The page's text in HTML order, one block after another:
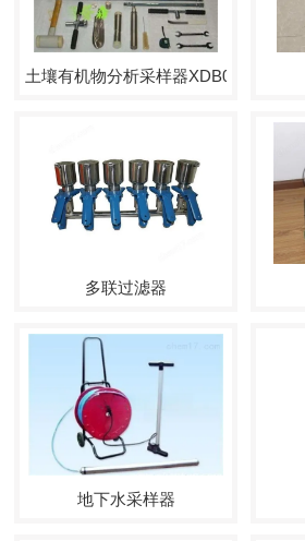
土壤有机物分析采样器XDB0305
多联过滤器
地下水采样器